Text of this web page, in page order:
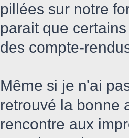
pillées sur notre
parait que
des compte-
Même si je n'ai
retrouvé la bonne
rencontre aux